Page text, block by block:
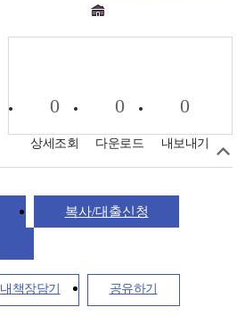
0
상세조회
0
다운로드
0
내보내기
복사/대출신청
내책장담기 공유하기